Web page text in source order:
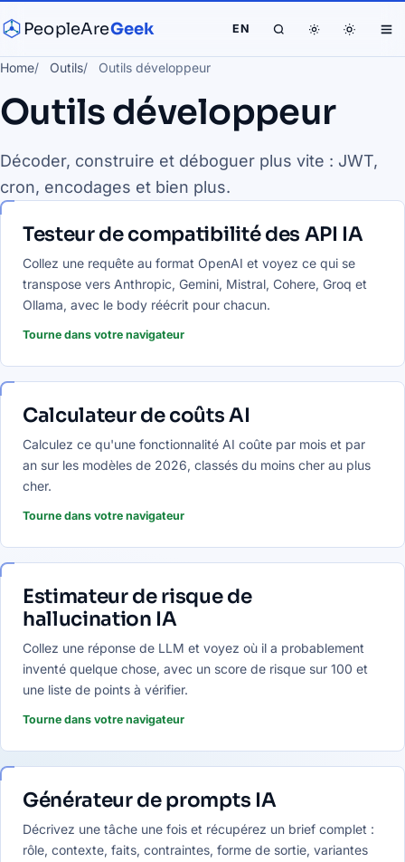
PeopleAreGeek EN
Home Outils Outils développeur
Outils développeur
Décoder, construire et déboguer plus vite : JWT,
cron, encodages et bien plus.
Testeur de compatibilité des API IA
Collez une requête au format OpenAI et voyez ce qui se
transpose vers Anthropic, Gemini, Mistral, Cohere, Groq et
Ollama, avec le body réécrit pour chacun.
Tourne dans votre navigateur
Calculateur de coûts AI
Calculez ce qu'une fonctionnalité AI coûte par mois et par
an sur les modèles de 2026, classés du moins cher au plus
cher.
Tourne dans votre navigateur
Estimateur de risque de
hallucination IA
Collez une réponse de LLM et voyez où il a probablement
inventé quelque chose, avec un score de risque sur 100 et
une liste de points à vérifier.
Tourne dans votre navigateur
Générateur de prompts IA
Décrivez une tâche une fois et récupérez un brief complet :
rôle, contexte, faits, contraintes, forme de sortie, variantes